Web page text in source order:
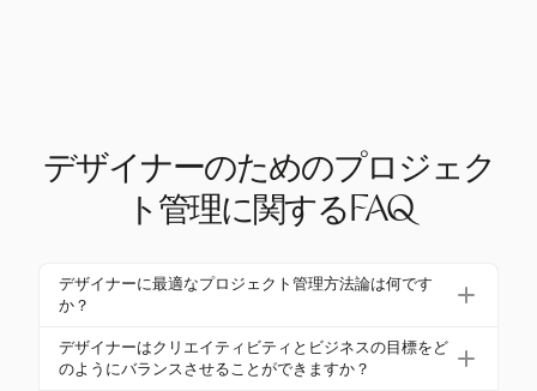
デザイナーのためのプロジェク
ト管理に関するFAQ
デザイナーに最適なプロジェクト管理方法論は何です
か？
アジャイル手法、特にスクラムやカンバンは、クリ
エイティブな作業の反復的な性質に対応できるた
デザイナーはクリエイティビティとビジネスの目標をど
のようにバランスさせることができますか？